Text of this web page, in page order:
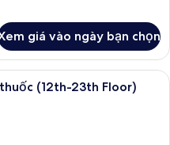
giá vào ngày bạn chọn
phòng ngủ, két bảo mật tại phòng,
(12th-23th Floor)